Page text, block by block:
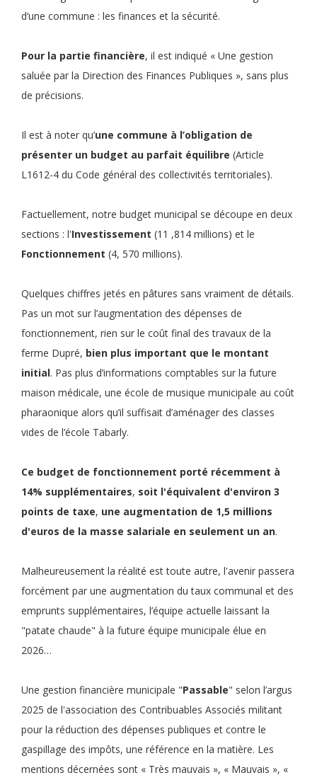
d’une commune : les finances et la sécurité.
Pour la partie financière, il est indiqué « Une gestion
saluée par la Direction des Finances Publiques », sans plus
de précisions.
Il est à noter qu’une commune à l’obligation de
présenter un budget au parfait équilibre (Article
L1612-4 du Code général des collectivités territoriales).
Factuellement, notre budget municipal se découpe en deux
sections : l'Investissement (11 ,814 millions) et le
Fonctionnement (4, 570 millions).
Quelques chiffres jetés en pâtures sans vraiment de détails.
Pas un mot sur l’augmentation des dépenses de
fonctionnement, rien sur le coût final des travaux de la
ferme Dupré, bien plus important que le montant
initial. Pas plus d’informations comptables sur la future
maison médicale, une école de musique municipale au coût
pharaonique alors qu’il suffisait d’aménager des classes
vides de l’école Tabarly.
Ce budget de fonctionnement porté récemment à
14% supplémentaires, soit l'équivalent d'environ 3
points de taxe, une augmentation de 1,5 millions
d'euros de la masse salariale en seulement un an.
Malheureusement la réalité est toute autre, l'avenir passera
forcément par une augmentation du taux communal et des
emprunts supplémentaires, l’équipe actuelle laissant la
"patate chaude" à la future équipe municipale élue en
2026…
Une gestion financière municipale "Passable" selon l’argus
2025 de l'association des Contribuables Associés militant
pour la réduction des dépenses publiques et contre le
gaspillage des impôts, une référence en la matière. Les
mentions décernées sont « Très mauvais », « Mauvais », «